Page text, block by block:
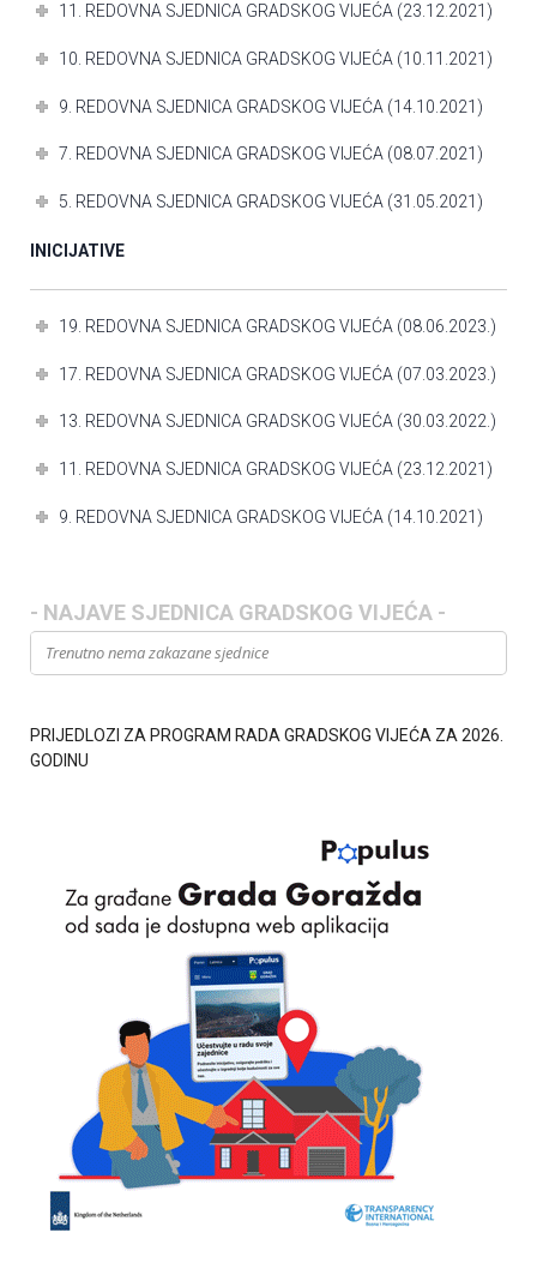
11. REDOVNA SJEDNICA GRADSKOG VIJEĆA (23.12.2021)
10. REDOVNA SJEDNICA GRADSKOG VIJEĆA (10.11.2021)
9. REDOVNA SJEDNICA GRADSKOG VIJEĆA (14.10.2021)
7. REDOVNA SJEDNICA GRADSKOG VIJEĆA (08.07.2021)
5. REDOVNA SJEDNICA GRADSKOG VIJEĆA (31.05.2021)
INICIJATIVE
19. REDOVNA SJEDNICA GRADSKOG VIJEĆA (08.06.2023.)
17. REDOVNA SJEDNICA GRADSKOG VIJEĆA (07.03.2023.)
13. REDOVNA SJEDNICA GRADSKOG VIJEĆA (30.03.2022.)
11. REDOVNA SJEDNICA GRADSKOG VIJEĆA (23.12.2021)
9. REDOVNA SJEDNICA GRADSKOG VIJEĆA (14.10.2021)
- NAJAVE SJEDNICA GRADSKOG VIJEĆA -
Trenutno nema zakazane sjednice
PRIJEDLOZI ZA PROGRAM RADA GRADSKOG VIJEĆA ZA 2026.
GODINU